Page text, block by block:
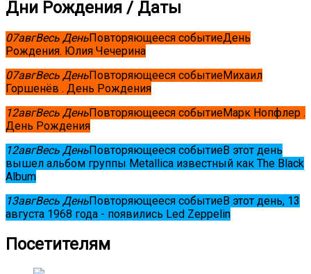
Дни Рождения / Даты
07авгВесь ДеньПовторяющееся событиеДень
Рождения. Юлия Чечерина
07авгВесь ДеньПовторяющееся событиеМихаил
Горшенёв . День Рождения
12авгВесь ДеньПовторяющееся событиеМарк Нопфлер .
День Рождения
12авгВесь ДеньПовторяющееся событиеВ этот день
вышел альбом группы Metallica известный как The Black
Album
13авгВесь ДеньПовторяющееся событиеВ этот день, 13
августа 1968 года - появились Led Zeppelin
Посетителям